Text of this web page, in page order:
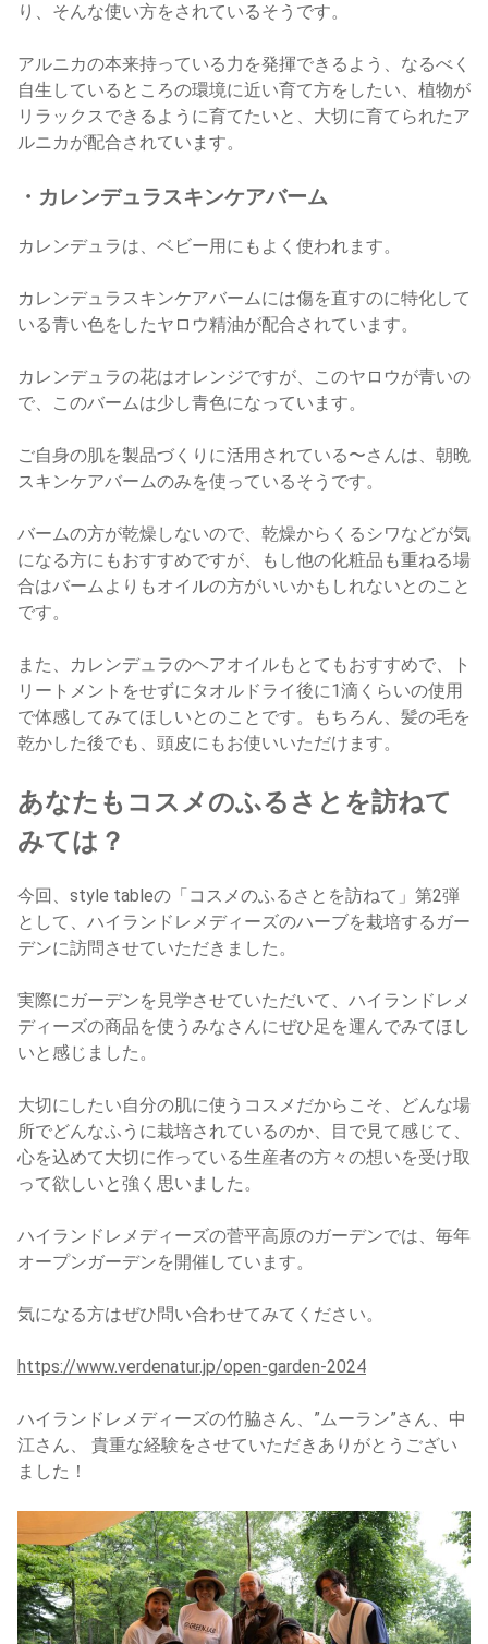
り、そんな使い方をされているそうです。
アルニカの本来持っている力を発揮できるよう、なるべく
自生しているところの環境に近い育て方をしたい、植物が
リラックスできるように育てたいと、大切に育てられたア
ルニカが配合されています。
・カレンデュラスキンケアバーム
カレンデュラは、ベビー用にもよく使われます。
カレンデュラスキンケアバームには傷を直すのに特化して
いる青い色をしたヤロウ精油が配合されています。
カレンデュラの花はオレンジですが、このヤロウが青いの
で、このバームは少し青色になっています。
ご自身の肌を製品づくりに活用されている〜さんは、朝晩
スキンケアバームのみを使っているそうです。
バームの方が乾燥しないので、乾燥からくるシワなどが気
になる方にもおすすめですが、もし他の化粧品も重ねる場
合はバームよりもオイルの方がいいかもしれないとのこと
です。
また、カレンデュラのヘアオイルもとてもおすすめで、ト
リートメントをせずにタオルドライ後に1滴くらいの使用
で体感してみてほしいとのことです。もちろん、髪の毛を
乾かした後でも、頭皮にもお使いいただけます。
あなたもコスメのふるさとを訪ねて
みては？
今回、style tableの「コスメのふるさとを訪ねて」第2弾
として、ハイランドレメディーズのハーブを栽培するガー
デンに訪問させていただきました。
実際にガーデンを見学させていただいて、ハイランドレメ
ディーズの商品を使うみなさんにぜひ足を運んでみてほし
いと感じました。
大切にしたい自分の肌に使うコスメだからこそ、どんな場
所でどんなふうに栽培されているのか、目で見て感じて、
心を込めて大切に作っている生産者の方々の想いを受け取
って欲しいと強く思いました。
ハイランドレメディーズの菅平高原のガーデンでは、毎年
オープンガーデンを開催しています。
気になる方はぜひ問い合わせてみてください。
https://www.verdenatur.jp/open-garden-2024
ハイランドレメディーズの竹脇さん、”ムーラン”さん、中
江さん、 貴重な経験をさせていただきありがとうござい
ました！